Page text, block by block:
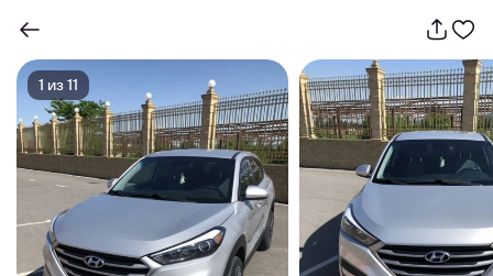
1 из 11